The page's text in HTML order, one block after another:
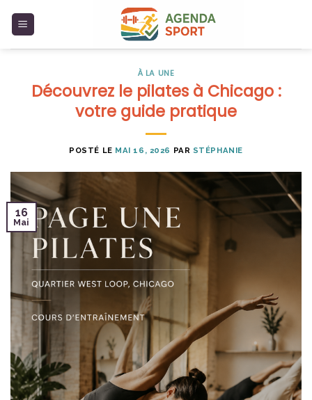
À LA UNE
Découvrez le pilates à Chicago :
votre guide pratique
POSTÉ LE MAI 16, 2026 PAR STÉPHANIE
16
Mai